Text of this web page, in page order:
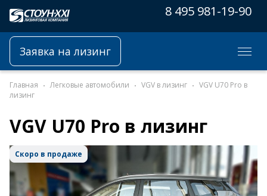
8 495 981-19-90
Заявка на лизинг
Главная Легковые автомобили VGV в лизинг
VGV U70 Pro в
лизинг
VGV U70 Pro в лизинг
Скоро в продаже